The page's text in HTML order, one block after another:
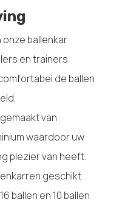
onze ballenkar
en trainers
de ballen
van
waardoor uw
plezier van heeft.
geschikt
ballen en 10 ballen